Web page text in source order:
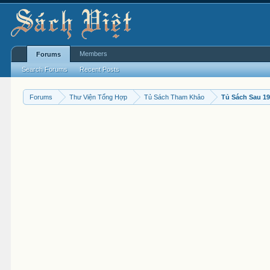
Forums Thư Viện Tổng Hợp Tủ Sách Tham Khảo Tủ Sách Sau
Forums
Search Forums Recent Posts
Members